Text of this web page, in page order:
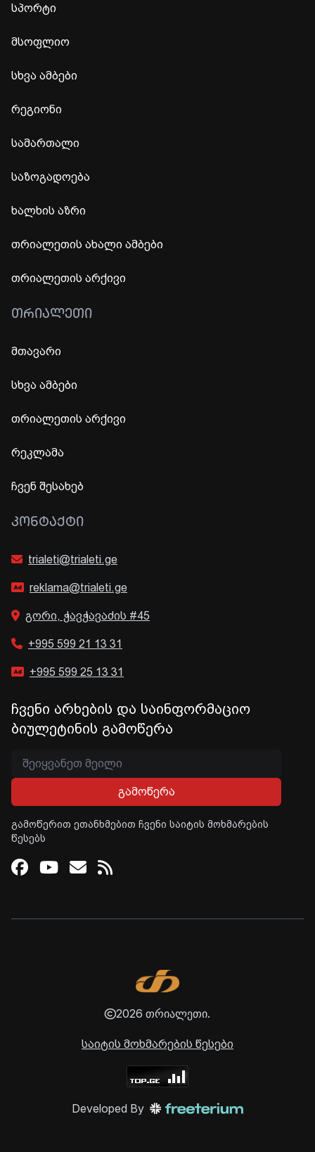
სპორტი
მსოფლიო
სხვა ამბები
რეგიონი
სამართალი
საზოგადოება
ხალხის აზრი
თრიალეთის ახალი ამბები
თრიალეთის არქივი
ᲗᲠᲘᲐᲚᲔᲗᲘ
მთავარი
სხვა ამბები
თრიალეთის არქივი
რეკლამა
ჩვენ შესახებ
ᲙᲝᲜᲢᲐᲥᲢᲘ
trialeti@trialeti.ge
reklama@trialeti.ge
გორი, ჭავჭავაძის #45
+995 599 21 13 31
+995 599 25 13 31
ჩვენი არხების და საინფორმაციო
ბიულეტინის გამოწერა
გამოწერა
გამოწერით ეთანხმებით ჩვენი საიტის მოხმარების
წესებს
Facebook
Youtube
Email
RSS
2026 თრიალეთი.
საიტის მოხმარების წესები
Developed By